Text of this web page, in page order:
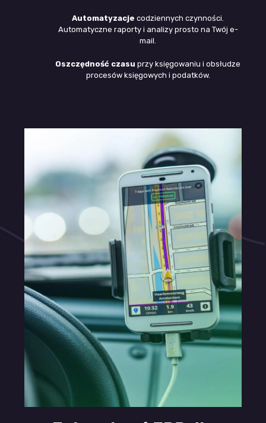
Automatyzacje codziennych czynności.
Automatyczne raporty i analizy prosto na Twój e-
mail.
Oszczędność czasu przy księgowaniu i obsłudze
procesów księgowych i podatków.